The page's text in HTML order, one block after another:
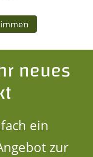
neues
ein
zur